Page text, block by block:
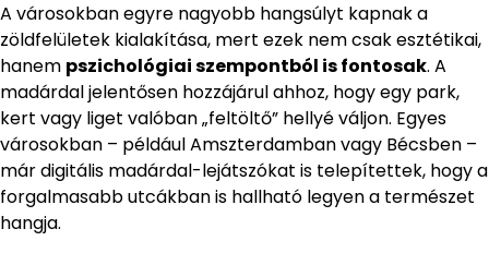
A városokban egyre nagyobb hangsúlyt kapnak a
zöldfelületek kialakítása, mert ezek nem csak esztétikai,
hanem pszichológiai szempontból is fontosak. A
madárdal jelentősen hozzájárul ahhoz, hogy egy park,
kert vagy liget valóban „feltöltő” hellyé váljon. Egyes
városokban – például Amszterdamban vagy Bécsben –
már digitális madárdal-lejátszókat is telepítettek, hogy a
forgalmasabb utcákban is hallható legyen a természet
hangja.